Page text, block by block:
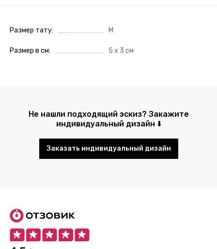
Размер тату M
Размер в см 5 х 3 см
Не нашли подходящий эскиз? Закажите
индивидуальный дизайн ⬇️
Заказать индивидуальный дизайн